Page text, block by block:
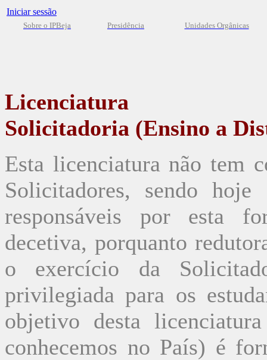
Iniciar sessão
Sobre o IPBeja Presidência Unidades Orgânicas
Licenciatura
Solicitadoria (Ensino a
Esta licenciatura não tem
Solicitadores, sendo hoje
responsáveis por esta
decetiva, porquanto
o exercício da
privilegiada para os
objetivo desta
conhecemos no País) é